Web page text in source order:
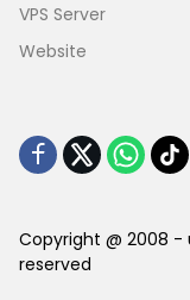
VPS Server
Website
Copyright @ 2008 -
reserved